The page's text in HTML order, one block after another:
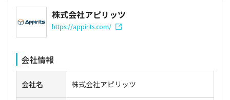
株式会社アピリッツ
https://appirits.com/
会社情報
会社名 株式会社アピリッツ